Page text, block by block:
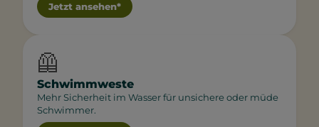
Jetzt ansehen*
🦺
Schwimmweste
Mehr Sicherheit im Wasser für unsichere oder müde
Schwimmer.